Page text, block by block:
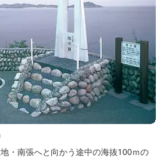
・南張へと向かう途中の海抜100ｍの